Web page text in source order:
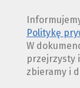
Politykę
W
przejrzysty
zbieramy i